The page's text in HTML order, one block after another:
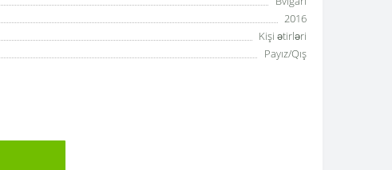
2016
Kişi ətirləri
Payız/Qış